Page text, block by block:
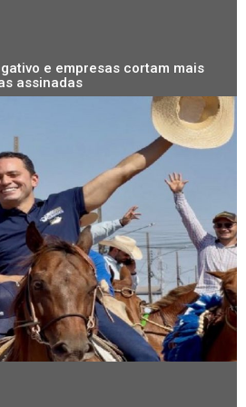
e empresas cortam mais
assinadas